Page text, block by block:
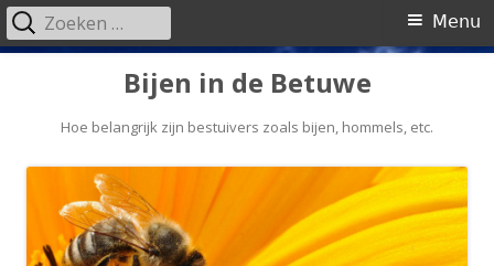
Bijen in de Betuwe
Hoe belangrijk zijn bestuivers zoals bijen, hommels, etc.
Primair
Menu
Zoeken
naar: